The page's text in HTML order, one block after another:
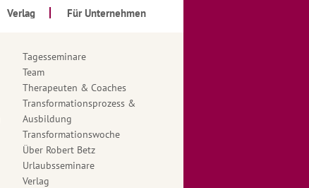
Verlag Für Unternehmen
Tagesseminare
Team
Therapeuten & Coaches
Transformationsprozess &
Ausbildung
Transformationswoche
Über Robert Betz
Urlaubsseminare
Verlag